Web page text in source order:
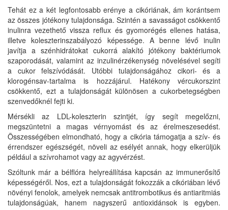
Tehát ez a két legfontosabb erénye a cikóriának, ám korántsem
az összes jótékony tulajdonsága. Szintén a savasságot csökkentő
inulinra vezethető vissza reflux és gyomorégés ellenes hatása,
illetve koleszterinszabályozó képessége. A benne lévő inulin
javítja a szénhidrátokat cukorrá alakító jótékony baktériumok
szaporodását, valamint az inzulinérzékenység növelésével segíti
a cukor felszívódását. Utóbbi tulajdonságához cikori- és a
klorogénsav-tartalma is hozzájárul. Hatékony vércukorszint
csökkentő, ezt a tulajdonságát különösen a cukorbetegségben
szenvedőknél fejti ki.
Mérsékli az LDL-koleszterin szintjét, így segít megelőzni,
megszüntetni a magas vérnyomást és az érelmeszesedést.
Összességében elmondható, hogy a cikória támogatja a szív- és
érrendszer egészségét, növeli az esélyét annak, hogy elkerüljük
például a szívrohamot vagy az agyvérzést.
Szóltunk már a bélflóra helyreállítása kapcsán az immunerősítő
képességéről. Nos, ezt a tulajdonságát fokozzák a cikóriában lévő
növényi fenolok, amelyek nemcsak antitrombotikus és antiaritmiás
tulajdonságúak, hanem nagyszerű antioxidánsok is egyben.